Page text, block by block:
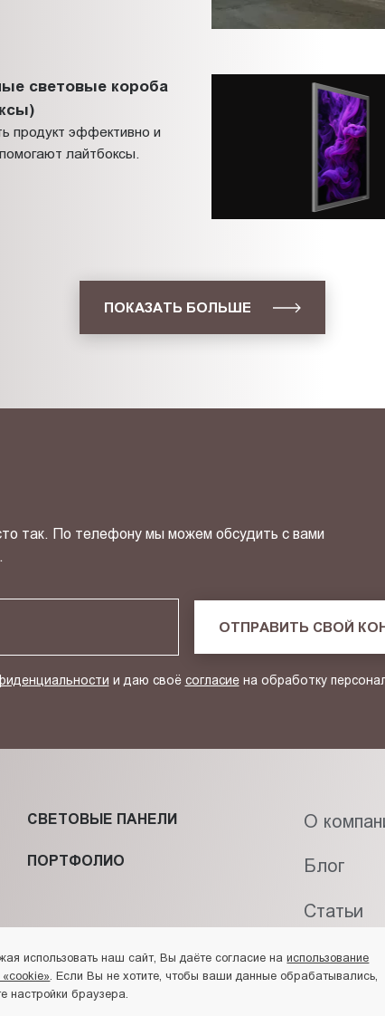
световые короба
продукт эффективно и
лайтбоксы.
ПОКАЗАТЬ БОЛЬШЕ
так. По телефону мы можем обсудить с вами
ОТПРАВИТЬ СВОЙ
и даю своё согласиена обработку
СВЕТОВЫЕ ПАНЕЛИ
ПОРТФОЛИО
О
Блог
Статьи
Контакты
использовать наш сайт, Вы даёте согласие наиспользование
. Если Вы не хотите, чтобы ваши данные обрабатывались,
настройки браузера.